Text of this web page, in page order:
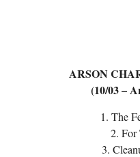
ARSON
(10/03 –
1. The
2. For
3.